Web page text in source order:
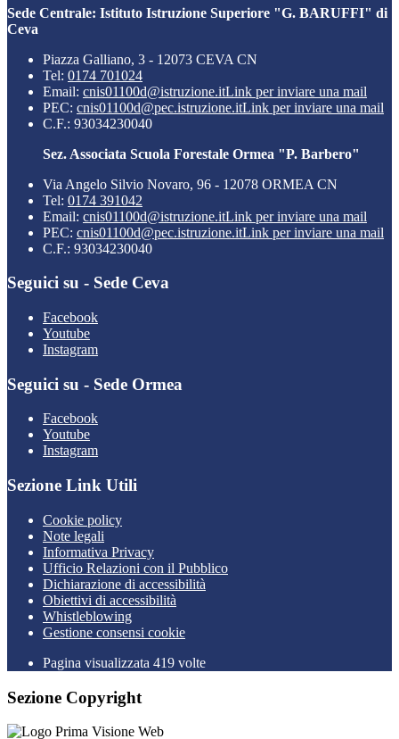
Sede Centrale: Istituto Istruzione Superiore "G. BARUFFI" di
Ceva
Piazza Galliano, 3 - 12073 CEVA CN
Tel: 0174 701024
Email: cnis01100d@istruzione.itLink per inviare una mail
PEC: cnis01100d@pec.istruzione.itLink per inviare una mail
C.F.: 93034230040
Sez. Associata Scuola Forestale Ormea "P. Barbero"
Via Angelo Silvio Novaro, 96 - 12078 ORMEA CN
Tel: 0174 391042
Email: cnis01100d@istruzione.itLink per inviare una mail
PEC: cnis01100d@pec.istruzione.itLink per inviare una mail
C.F.: 93034230040
Seguici su - Sede Ceva
Facebook
Youtube
Instagram
Seguici su - Sede Ormea
Facebook
Youtube
Instagram
Sezione Link Utili
Cookie policy
Note legali
Informativa Privacy
Ufficio Relazioni con il Pubblico
Dichiarazione di accessibilità
Obiettivi di accessibilità
Whistleblowing
Gestione consensi cookie
Pagina visualizzata 419 volte
Sezione Copyright